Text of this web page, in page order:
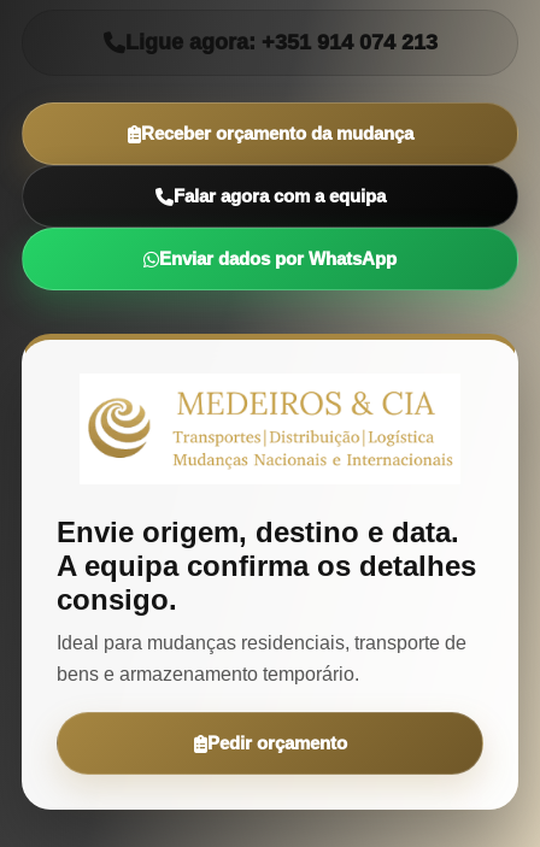
Ligue agora: +351 914 074 213
Receber orçamento da mudança
Falar agora com a equipa
Enviar dados por WhatsApp
Envie origem, destino e data.
A equipa confirma os detalhes
consigo.
Ideal para mudanças residenciais, transporte de
bens e armazenamento temporário.
Pedir orçamento